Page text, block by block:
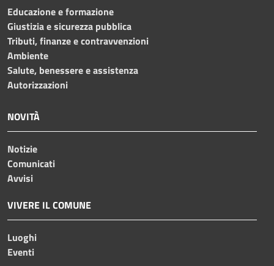
Educazione e formazione
Giustizia e sicurezza pubblica
Tributi, finanze e contravvenzioni
Ambiente
Salute, benessere e assistenza
Autorizzazioni
NOVITÀ
Notizie
Comunicati
Avvisi
VIVERE IL COMUNE
Luoghi
Eventi